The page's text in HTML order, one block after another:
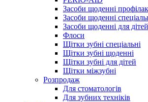
Засоби щоденні
Засоби щоденні
Засоби щоденні для дітей
Флоси
Щітки зубні спеціальні
Щітки зубні щоденні
Щітки зубні для дітей
Щітки міжзубні
Розпродаж
Для стоматологів
Для зубних техніків